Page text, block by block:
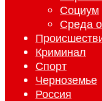
Социум
Среда
Криминал
Спорт
Черноземье
Россия